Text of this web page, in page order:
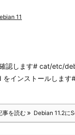
11
認します# cat/etc/
をインストールします
事を読む Debian 11.2に